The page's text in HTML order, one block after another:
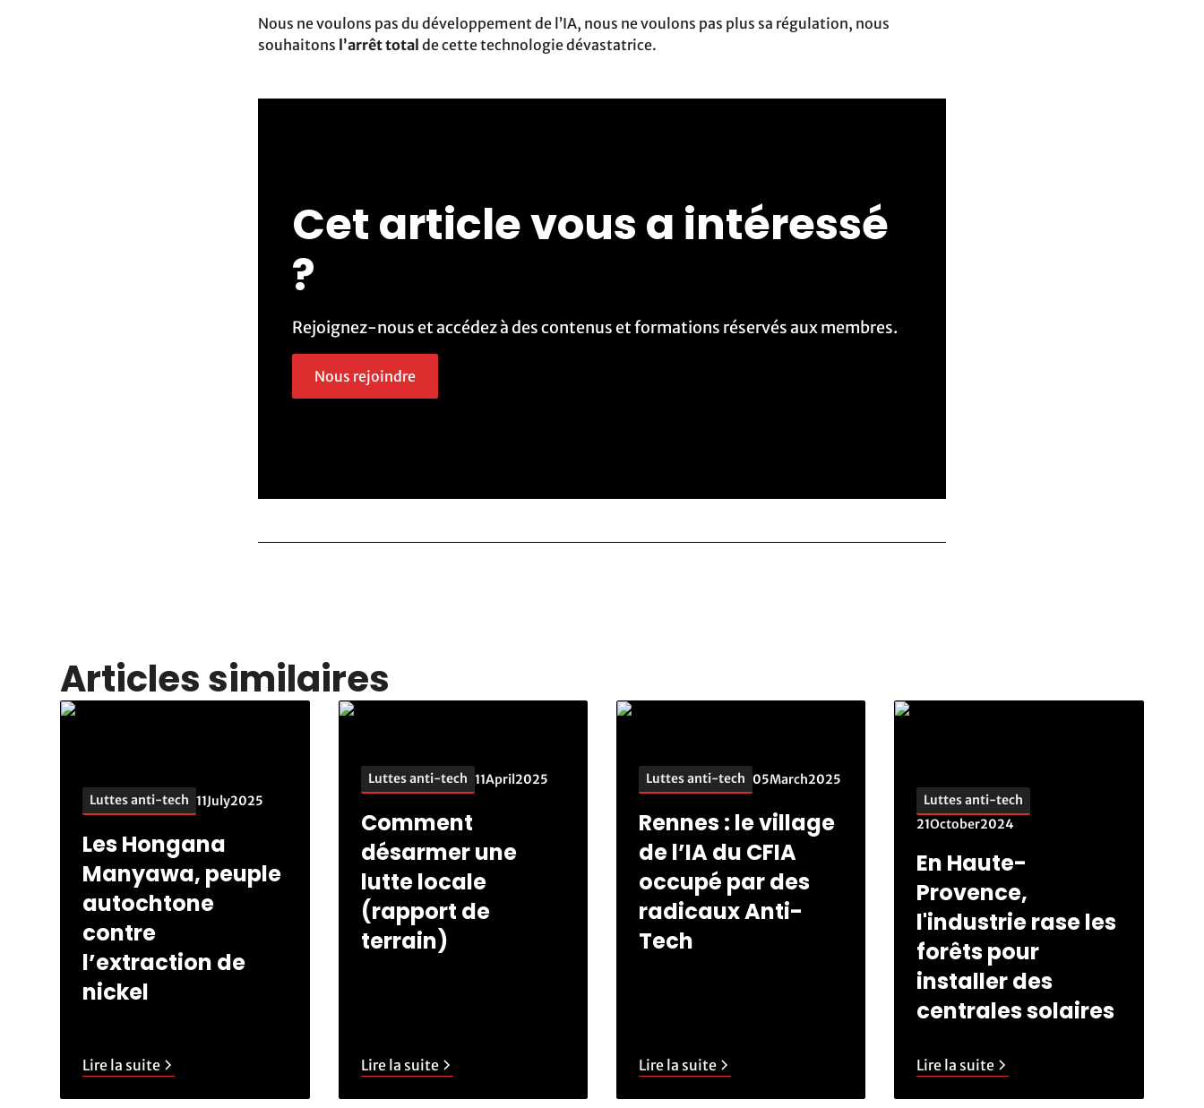
Nous ne voulons pas du développement de l’IA, nous ne voulons pas plus sa régulation, nous
souhaitons l’arrêt total de cette technologie dévastatrice.
Cet article vous a intéressé
?
Rejoignez-nous et accédez à des contenus et formations réservés aux membres.
Nous rejoindre
Articles similaires
Luttes anti-tech 11July2025
Les Hongana
Manyawa, peuple
autochtone
contre
l’extraction de
nickel
Lire la suite
Luttes anti-tech 11April 2025
Comment
désarmer une
lutte locale
(rapport de
terrain)
Lire la suite
Luttes anti-tech 05March2025
Rennes : le village
de l’IA du CFIA
occupé par des
radicaux Anti-
Tech
Lire la suite
Luttes anti-tech
21October2024
En Haute-
Provence,
l'industrie rase les
forêts pour
installer des
centrales solaires
Lire la suite